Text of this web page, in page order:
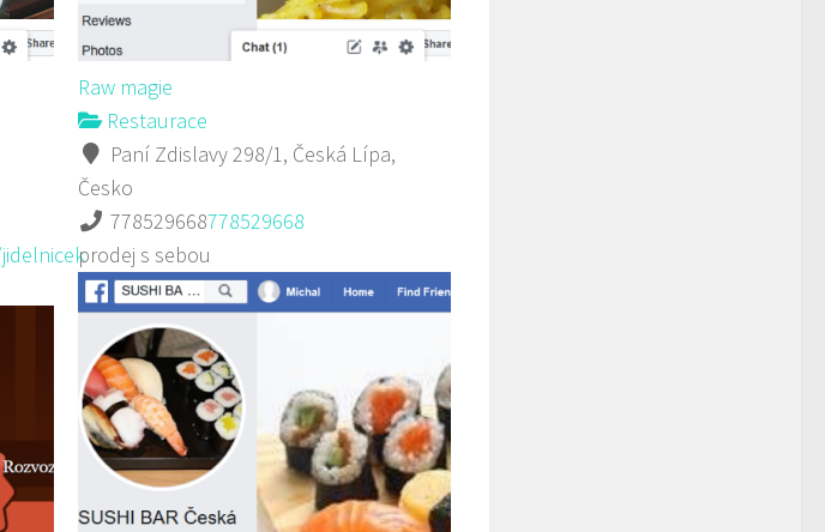
Raw magie
Restaurace
Paní Zdislavy 298/1, Česká Lípa,
Česko
778529668778529668
prodej s sebou